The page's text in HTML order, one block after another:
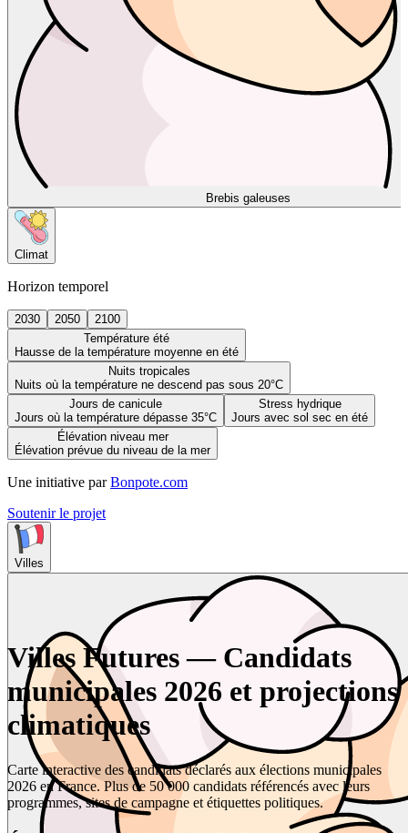
Brebis galeuses
Climat
Horizon temporel
2030 2050
2100
Température été
Hausse de la température moyenne en été
Nuits tropicales
Nuits où la température ne descend pas sous 20°C
Jours de canicule
Jours où la température dépasse 35°C
Stress hydrique
Jours avec sol sec en été
Élévation niveau mer
Élévation prévue du niveau de la mer
Une initiative par Bonpote.com
Soutenir le projet
Villes
Villes Futures — Candidats
municipales 2026 et projections
climatiques
Carte interactive des candidats déclarés aux élections municipales
2026 en France. Plus de 50 000 candidats référencés avec leurs
programmes, sites de campagne et étiquettes politiques.